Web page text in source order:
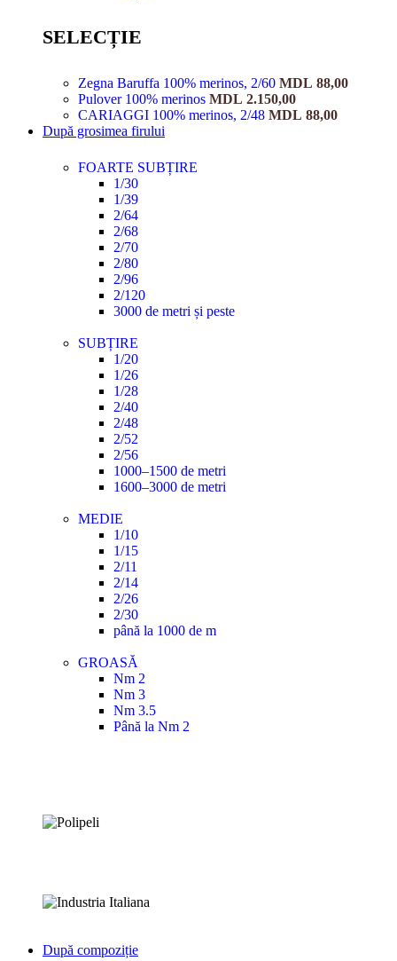
SELECȚIE
Zegna Baruffa 100% merinos, 2/60 MDL 88,00
Pulover 100% merinos MDL 2.150,00
CARIAGGI 100% merinos, 2/48 MDL 88,00
După grosimea firului
FOARTE SUBȚIRE
1/30
1/39
2/64
2/68
2/70
2/80
2/96
2/120
3000 de metri și peste
SUBȚIRE
1/20
1/26
1/28
2/40
2/48
2/52
2/56
1000–1500 de metri
1600–3000 de metri
MEDIE
1/10
1/15
2/11
2/14
2/26
2/30
până la 1000 de m
GROASĂ
Nm 2
Nm 3
Nm 3.5
Până la Nm 2
După compoziție